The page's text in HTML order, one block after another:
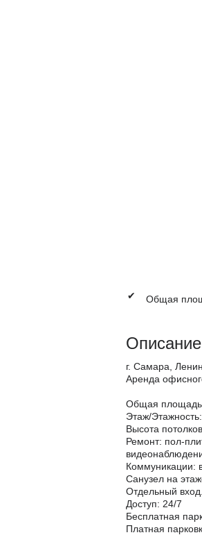
✔ Общая
Описание
г. Самара,
Аренда
Общая
Этаж/Этажность:
Высота
Ремонт: пол-
Коммуникации:
Санузел на
Отдельный вход.
Доступ: 24/7
Бесплатная
Платная